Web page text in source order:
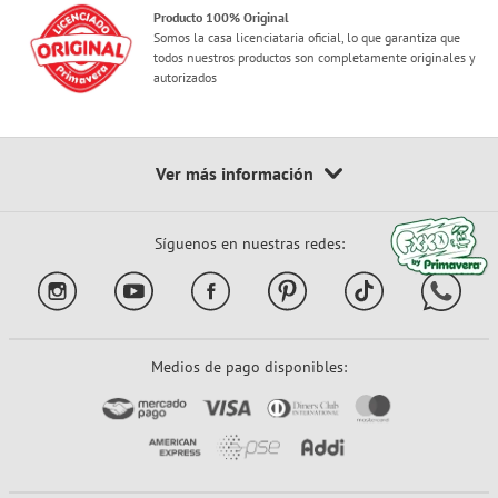
Producto 100% Original
Somos la casa licenciataria oficial, lo que garantiza que
todos nuestros productos son completamente originales y
autorizados
Síguenos en nuestras redes:
Medios de pago disponibles: